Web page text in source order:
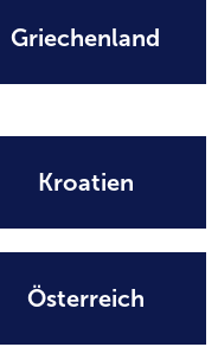
Griechenland
Kroatien
Österreich